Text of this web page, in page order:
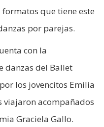
formatos que tiene este
por parejas.
con la
danzas del Ballet
los jovencitos Emilia
viajaron acompañados
Graciela Gallo.